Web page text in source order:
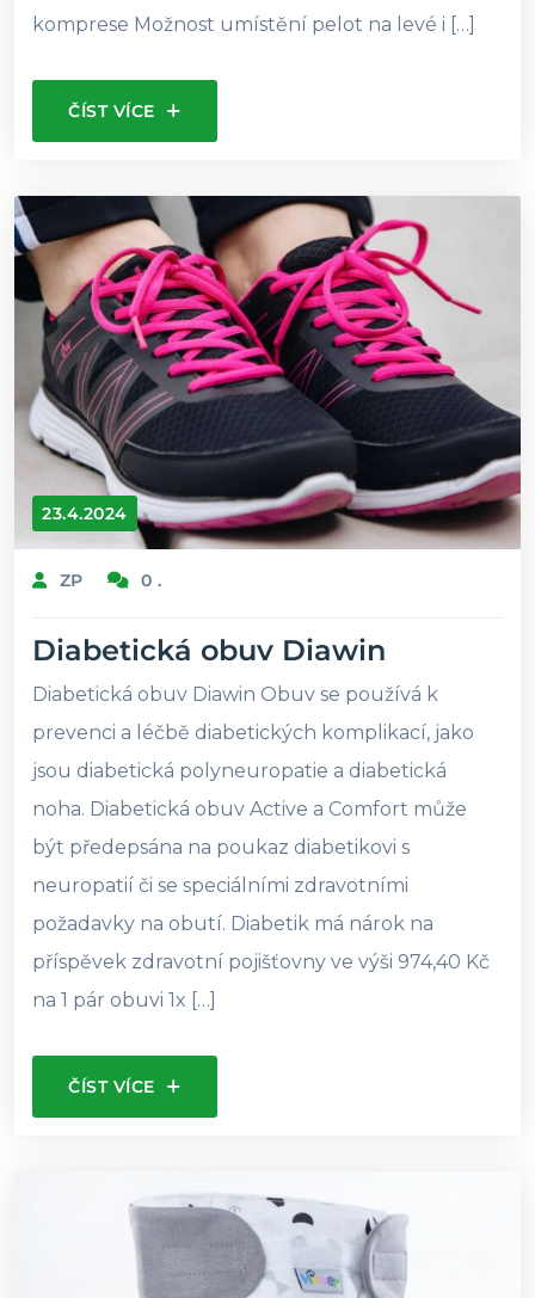
komprese Možnost umístění pelot na levé i […]
ČÍST VÍCE
23.4.2024
ZP 0 .
Diabetická obuv Diawin
Diabetická obuv Diawin Obuv se používá k
prevenci a léčbě diabetických komplikací, jako
jsou diabetická polyneuropatie a diabetická
noha. Diabetická obuv Active a Comfort může
být předepsána na poukaz diabetikovi s
neuropatií či se speciálními zdravotními
požadavky na obutí. Diabetik má nárok na
příspěvek zdravotní pojišťovny ve výši 974,40 Kč
na 1 pár obuvi 1x […]
ČÍST VÍCE